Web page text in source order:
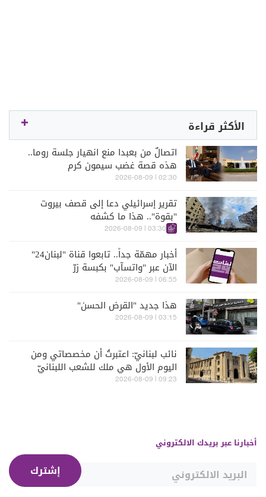
الأكثر قراءة
اتصالٌ من بعبدا منع انهيار جلسة روما..
هذه قصة غضب سيمون كرم
02:30 | 2026-08-09
تقرير إسرائيلي دعا إلى قصف بيروت
"بقوة".. هذا ما كشفه
03:30 | 2026-08-09
أخبار مهمّة جداً.. تابعوا قناة "لبنان24"
الآن عبر "واتسآب" بكبسة زرّ
06:55 | 2026-08-09
هذا جديد "القرض الحسن"
03:15 | 2026-08-09
نائب لبنانيّ: اعتبرتُ أن مخصصاتي ومن
اليوم الأول هي ملك للشعب اللبنانيّ
09:23 | 2026-08-09
أخبارنا عبر بريدك الالكتروني
إشترك